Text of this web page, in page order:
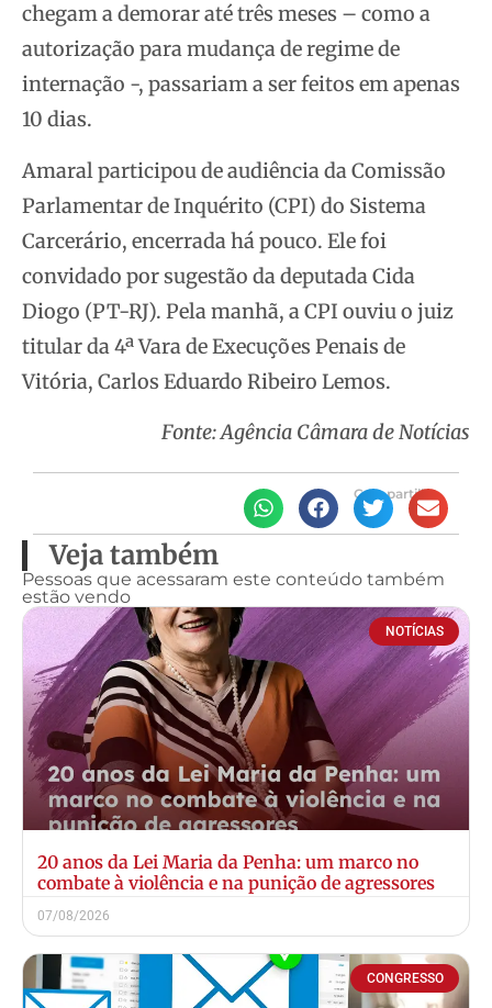
chegam a demorar até três meses – como a
autorização para mudança de regime de
internação -, passariam a ser feitos em apenas
10 dias.
Amaral participou de audiência da Comissão
Parlamentar de Inquérito (CPI) do Sistema
Carcerário, encerrada há pouco. Ele foi
convidado por sugestão da deputada Cida
Diogo (PT-RJ). Pela manhã, a CPI ouviu o juiz
titular da 4ª Vara de Execuções Penais de
Vitória, Carlos Eduardo Ribeiro Lemos.
Fonte: Agência Câmara de Notícias
Compartilhe
Veja também
Pessoas que acessaram este conteúdo também
estão vendo
NOTÍCIAS
20 anos da Lei Maria da Penha: um marco no
combate à violência e na punição de agressores
07/08/2026
CONGRESSO